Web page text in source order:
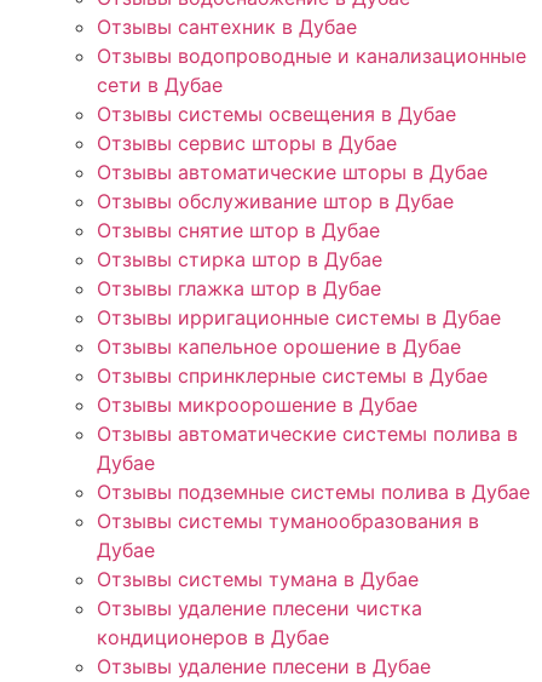
Отзывы сантехник в Дубае
Отзывы водопроводные и канализационные
сети в Дубае
Отзывы системы освещения в Дубае
Отзывы сервис шторы в Дубае
Отзывы автоматические шторы в Дубае
Отзывы обслуживание штор в Дубае
Отзывы снятие штор в Дубае
Отзывы стирка штор в Дубае
Отзывы глажка штор в Дубае
Отзывы ирригационные системы в Дубае
Отзывы капельное орошение в Дубае
Отзывы спринклерные системы в Дубае
Отзывы микроорошение в Дубае
Отзывы автоматические системы полива в
Дубае
Отзывы подземные системы полива в Дубае
Отзывы системы туманообразования в
Дубае
Отзывы системы тумана в Дубае
Отзывы удаление плесени чистка
кондиционеров в Дубае
Отзывы удаление плесени в Дубае